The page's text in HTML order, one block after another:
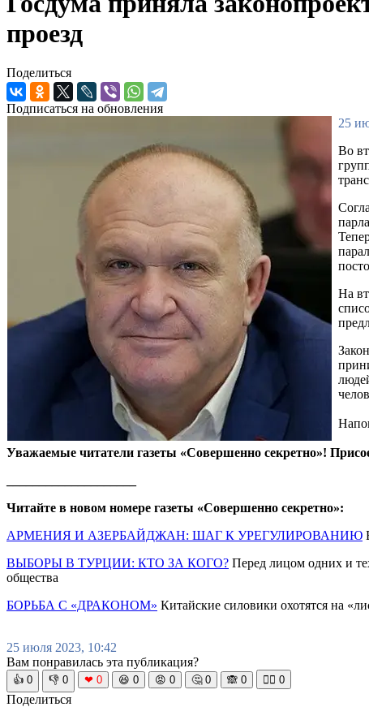
проезд
Поделиться
Подписаться на обновления
25
Во
На
Уважаемые читатели газеты «Совершенно секретно»!
Читайте в новом номере газеты «Совершенно секретно»:
АРМЕНИЯ И АЗЕРБАЙДЖАН: ШАГ К УРЕГУЛИРОВАНИЮ
ВЫБОРЫ В ТУРЦИИ: КТО ЗА КОГО? Перед лицом одних и
общества
БОРЬБА С «ДРАКОНОМ» Китайские силовики охотятся на
25 июля 2023, 10:42
Вам понравилась эта публикация?
👍 0 👎 0 ❤ 0 😆 0 😡 0 🤔 0 🙈 0 🧘‍♀️ 0
Поделиться